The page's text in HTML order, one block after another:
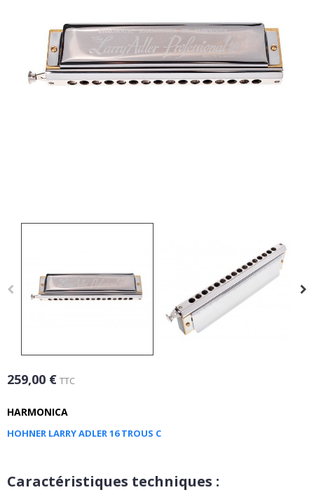
259,00 € TTC
HARMONICA
HOHNER LARRY ADLER 16 TROUS C
Caractéristiques techniques :